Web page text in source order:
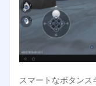
スマートなボタン